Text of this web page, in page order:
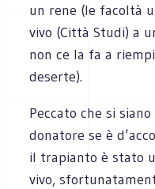
un rene (le facoltà
vivo (Città Studi) a
non ce la fa a
deserte).
Peccato che si
donatore se è
il trapianto è stato
vivo,